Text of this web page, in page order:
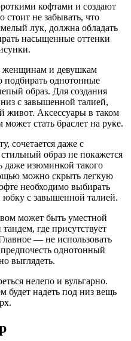
кофтами и создают
стоит не забывать, что
лук, должна обладать
насыщенные оттенки
женщинам и девушкам
однотонные
образ. Для создания
с завышенной талией,
живот. Аксессуары в таком
стать браслет на руке.
сочетается даже с
образ не покажется
даже изюминкой такого
можно скрыть легкую
необходимо выбирать
с завышенной талией.
может быть уместной
где присутствует
— не использовать
однотонный
выглядеть.
нелепо и вульгарно.
надеть под низ вещь